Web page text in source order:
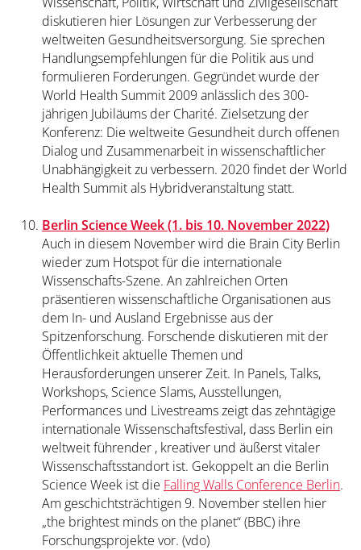
diskutieren hier Lösungen zur Verbesserung der
weltweiten Gesundheitsversorgung. Sie sprechen
Handlungsempfehlungen für die Politik aus und
formulieren Forderungen. Gegründet wurde der
World Health Summit 2009 anlässlich des 300-
jährigen Jubiläums der Charité. Zielsetzung der
Konferenz: Die weltweite Gesundheit durch offenen
Dialog und Zusammenarbeit in wissenschaftlicher
Unabhängigkeit zu verbessern. 2020 findet der World
Health Summit als Hybridveranstaltung statt.
Berlin Science Week (1. bis 10. November 2022)
Auch in diesem November wird die Brain City Berlin
wieder zum Hotspot für die internationale
Wissenschafts-Szene. An zahlreichen Orten
präsentieren wissenschaftliche Organisationen aus
dem In- und Ausland Ergebnisse aus der
Spitzenforschung. Forschende diskutieren mit der
Öffentlichkeit aktuelle Themen und
Herausforderungen unserer Zeit. In Panels, Talks,
Workshops, Science Slams, Ausstellungen,
Performances und Livestreams zeigt das zehntägige
internationale Wissenschaftsfestival, dass Berlin ein
weltweit führender , kreativer und äußerst vitaler
Wissenschaftsstandort ist. Gekoppelt an die Berlin
Science Week ist die Falling Walls Conference Berlin.
Am geschichtsträchtigen 9. November stellen hier
„the brightest minds on the planet“ (BBC) ihre
Forschungsprojekte vor. (vdo)